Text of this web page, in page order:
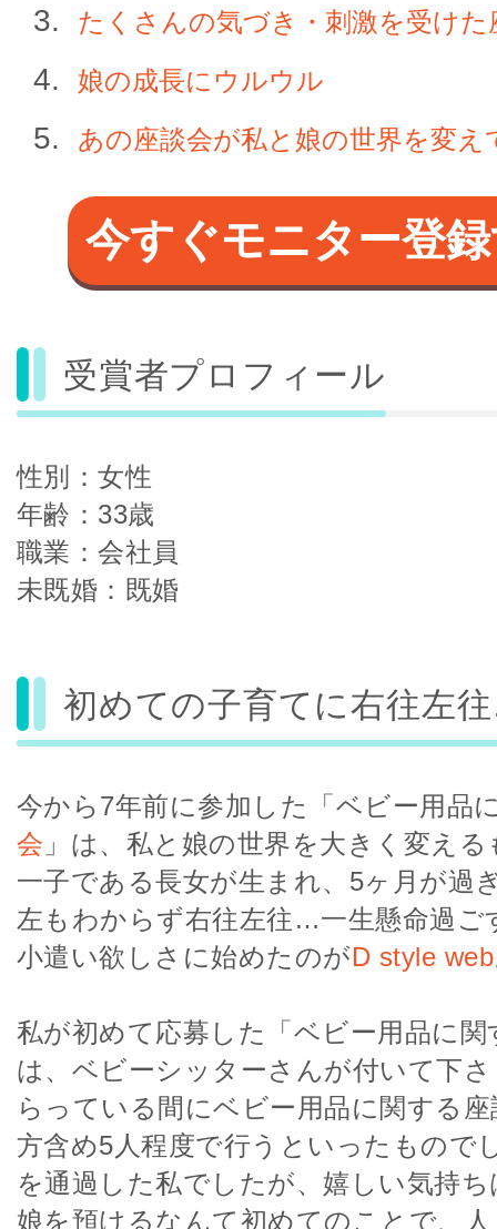
たくさんの気づき・刺激を受けた
娘の成長にウルウル
あの座談会が私と娘の世界を変え
今すぐモニター登
受賞者プロフィール
性別：女性
年齢：33歳
職業：会社員
未既婚：既婚
初めての子育てに右往左
今から7年前に参加した「ベビー用品
会 」は、私と娘の世界を大きく変え
一子である長女が生まれ、5ヶ月が過
左もわからず右往左往…一生懸命過ご
小遣い欲しさに始めたのがD style web
私が初めて応募した「ベビー用品に関
は、ベビーシッターさんが付いて下
らっている間にベビー用品に関する
方含め5人程度で行うといったもので
を通過した私でしたが、嬉しい気持
娘を預けるなんて初めてのことで、